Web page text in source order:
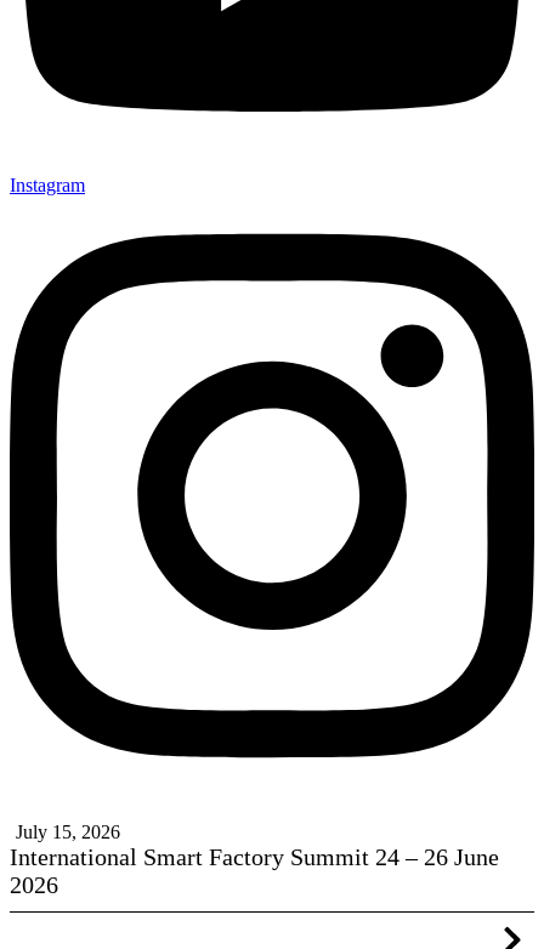
Instagram
July 15, 2026
International Smart Factory Summit 24 – 26 June
2026